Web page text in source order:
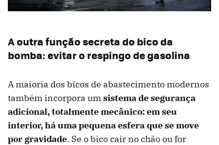
A outra função secreta do bico da
bomba: evitar o respingo de gasolina
A maioria dos bicos de abastecimento modernos
também incorpora umsistema de segurança
adicional, totalmente mecânico: em seu
interior, há uma pequena esfera que se move
por gravidade. Se o bico cair no chão ou for